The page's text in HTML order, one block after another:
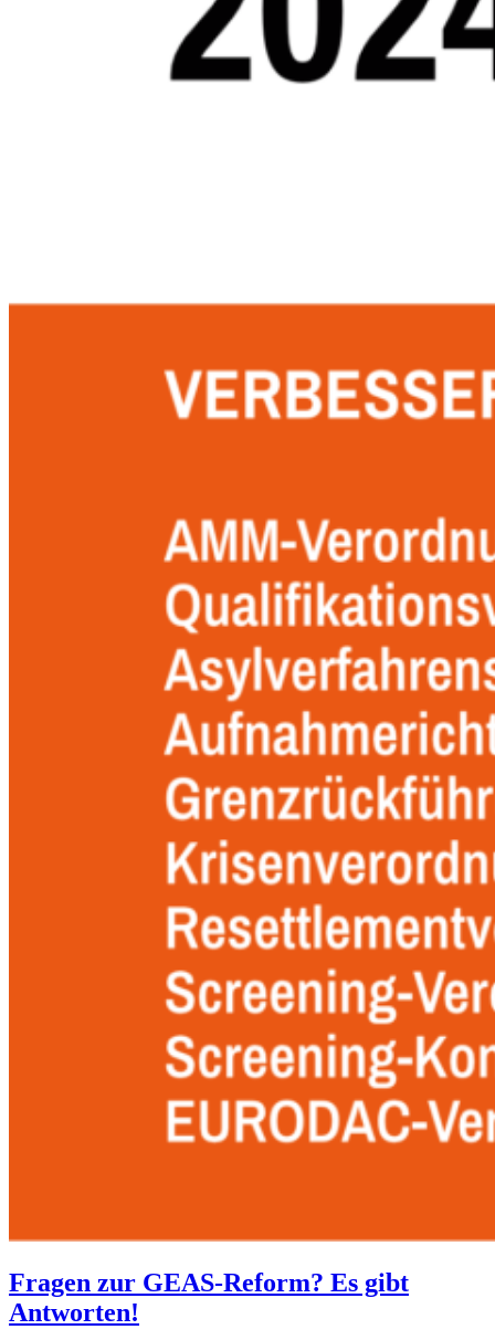
Fragen zur GEAS-Reform? Es gibt
Antworten!